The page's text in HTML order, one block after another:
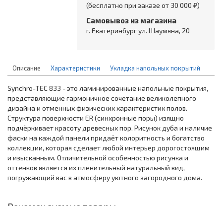
(бесплатно при заказе от 30 000 ₽)
Самовывоз из магазина
г. Екатеринбург ул. Шаумяна, 20
Описание Характеристики Укладка напольных покрытий
Synchro-TЕС 833 - это ламинированные напольные покрытия,
представляющие гармоничное сочетание великолепного
дизайна и отменных физических характеристик полов.
Структура поверхности ER (синхронные поры) изящно
подчёркивает красоту древесных пор. Рисунок дуба и наличие
фаски на каждой панели придаёт колоритность и богатство
коллекции, которая сделает любой интерьер дорогостоящим
и изысканным. Отличительной особенностью рисунка и
оттенков является их пленительный натуральный вид,
погружающий вас в атмосферу уютного загородного дома.